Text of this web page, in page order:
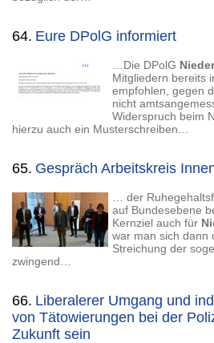
64. Eure DPolG informiert
…Die DPolG
Mitgliedern bereits
empfohlen, gegen
nicht
Widerspruch beim
hierzu auch ein Musterschreiben…
65. Gespräch Arbeitskreis
… der
auf Bundesebene
Kernziel auch für
war man sich dann
Streichung der
zwingend…
66. Liberalerer Umgang und
von Tätowierungen bei der
Zukunft sein